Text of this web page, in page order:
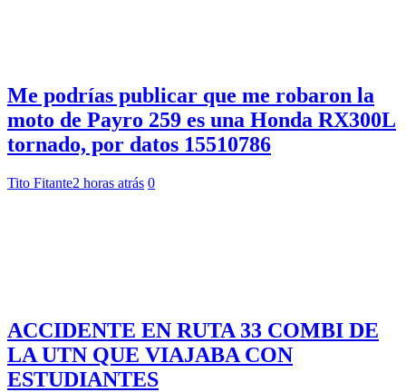
Me podrías publicar que me robaron la
moto de Payro 259 es una Honda RX300L
tornado, por datos 15510786
Tito Fitante2 horas atrás 0
ACCIDENTE EN RUTA 33 COMBI DE
LA UTN QUE VIAJABA CON
ESTUDIANTES